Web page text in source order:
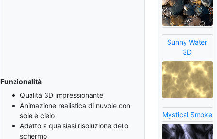
Funzionalità
Qualità 3D impressionante
Animazione realistica di nuvole con
sole e cielo
Adatto a qualsiasi risoluzione dello
schermo
Sunny Water
3D
Mystical Smoke